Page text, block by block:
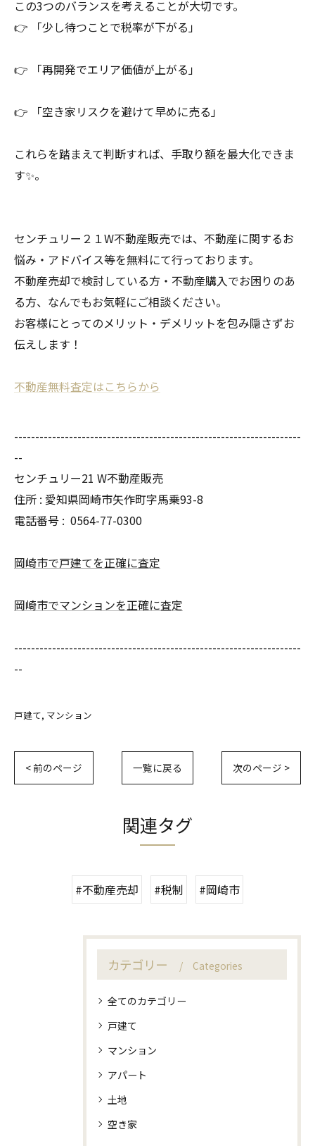
この3つのバランスを考えることが大切です。
👉 「少し待つことで税率が下がる」
👉 「再開発でエリア価値が上がる」
👉 「空き家リスクを避けて早めに売る」
これらを踏まえて判断すれば、手取り額を最大化できま
す✨。
センチュリー２１W不動産販売では、不動産に関するお
悩み・アドバイス等を無料にて行っております。
不動産売却で検討している方・不動産購入でお困りのあ
る方、なんでもお気軽にご相談ください。
お客様にとってのメリット・デメリットを包み隠さずお
伝えします！
不動産無料査定はこちらから
--------------------------------------------------------------------
--
センチュリー21 W不動産販売
住所 : 愛知県岡崎市矢作町字馬乗93-8
電話番号 : 0564-77-0300
岡崎市で戸建てを正確に査定
岡崎市でマンションを正確に査定
--------------------------------------------------------------------
--
戸建て マンション
< 前のページ 一覧に戻る 次のページ >
関連タグ
#不動産売却 #税制 #岡崎市
カテゴリー Categories
全てのカテゴリー
戸建て
マンション
アパート
土地
空き家